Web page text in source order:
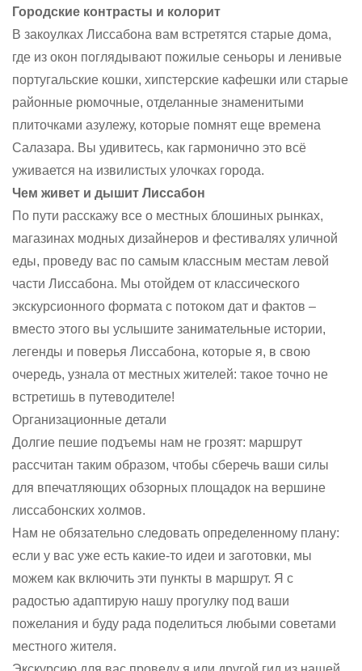
Городские контрасты и колорит
В закоулках Лиссабона вам встретятся старые дома,
где из окон поглядывают пожилые сеньоры и ленивые
португальские кошки, хипстерские кафешки или старые
районные рюмочные, отделанные знаменитыми
плиточками азулежу, которые помнят еще времена
Салазара. Вы удивитесь, как гармонично это всё
уживается на извилистых улочках города.
Чем живет и дышит Лиссабон
По пути расскажу все о местных блошиных рынках,
магазинах модных дизайнеров и фестивалях уличной
еды, проведу вас по самым классным местам левой
части Лиссабона. Мы отойдем от классического
экскурсионного формата с потоком дат и фактов –
вместо этого вы услышите занимательные истории,
легенды и поверья Лиссабона, которые я, в свою
очередь, узнала от местных жителей: такое точно не
встретишь в путеводителе!
Организационные детали
Долгие пешие подъемы нам не грозят: маршрут
рассчитан таким образом, чтобы сберечь ваши силы
для впечатляющих обзорных площадок на вершине
лиссабонских холмов.
Нам не обязательно следовать определенному плану:
если у вас уже есть какие-то идеи и заготовки, мы
можем как включить эти пункты в маршрут. Я с
радостью адаптирую нашу прогулку под ваши
пожелания и буду рада поделиться любыми советами
местного жителя.